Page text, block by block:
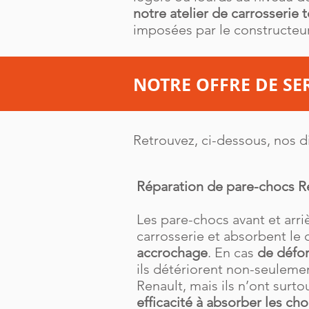
notre atelier de carrosserie
imposées par le
NOTRE OFFRE DE
Retrouvez, ci-dessous, nos
Réparation de pare-chocs
Les pare-chocs avant et
carrosserie et absorbent le
accrochage. En cas de
ils détériorent non-
Renault, mais ils n’ont
efficacité à absorber les